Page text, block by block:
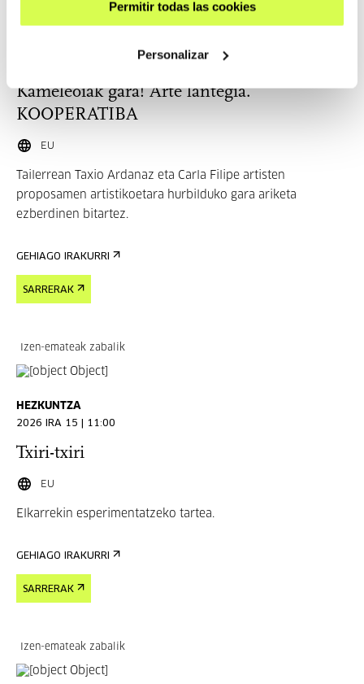
Permitir todas las cookies
Personalizar
Kameleoiak gara! Arte lantegia.
KOOPERATIBA
EU
Tailerrean Taxio Ardanaz eta Carla Filipe artisten
proposamen artistikoetara hurbilduko gara ariketa
ezberdinen bitartez.
GEHIAGO IRAKURRI
SARRERAK
Izen-emateak zabalik
HEZKUNTZA
2026 IRA 15 | 11:00
Txiri-txiri
EU
Elkarrekin esperimentatzeko tartea.
GEHIAGO IRAKURRI
SARRERAK
Izen-emateak zabalik